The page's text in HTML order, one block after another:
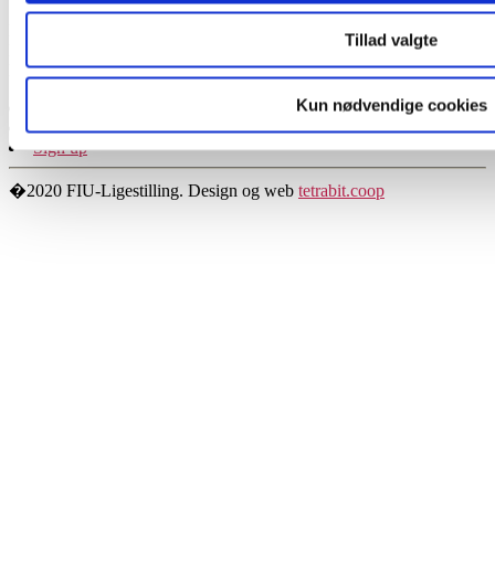
Tillad valgte
Kun nødvendige cookies
E-mail: piha@danskmetal.dk
Tools and Materials
Sign up
�2020 FIU-Ligestilling. Design og web tetrabit.coop